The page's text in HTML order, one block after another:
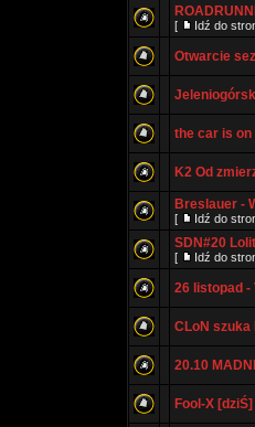
[ Idź do
Otwarcie
the car is
K2 Od
Breslauer -
[ Idź do
SDN#20
[ Idź do
26 listopad -
CLoN
20.10
Fool-X